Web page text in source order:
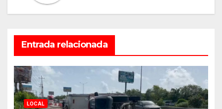
Entrada relacionada
LOCAL